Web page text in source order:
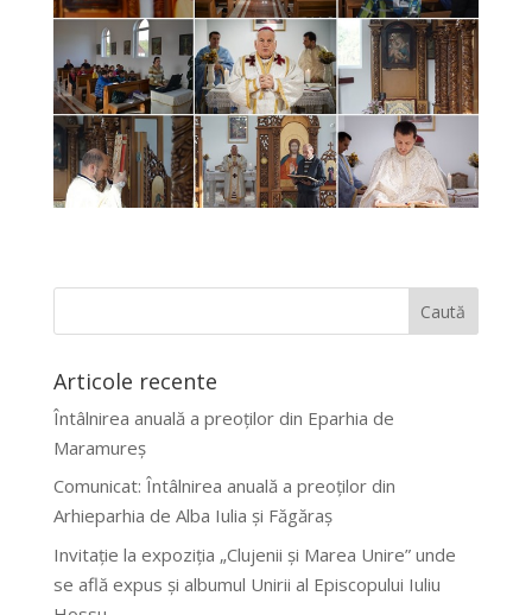
Articole recente
Întâlnirea anuală a preoților din Eparhia de
Maramureș
Comunicat: Întâlnirea anuală a preoților din
Arhieparhia de Alba Iulia și Făgăraș
Invitație la expoziția „Clujenii și Marea Unire” unde
se află expus și albumul Unirii al Episcopului Iuliu